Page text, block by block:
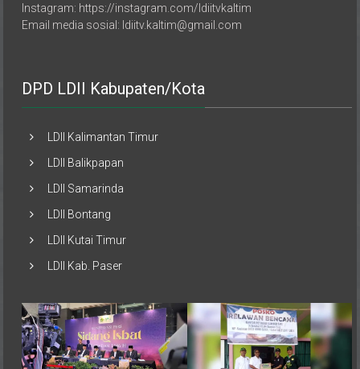
Email media sosial: ldiitv.kaltim@gmail.com
LDII Samarinda
LDII Kutai Timur